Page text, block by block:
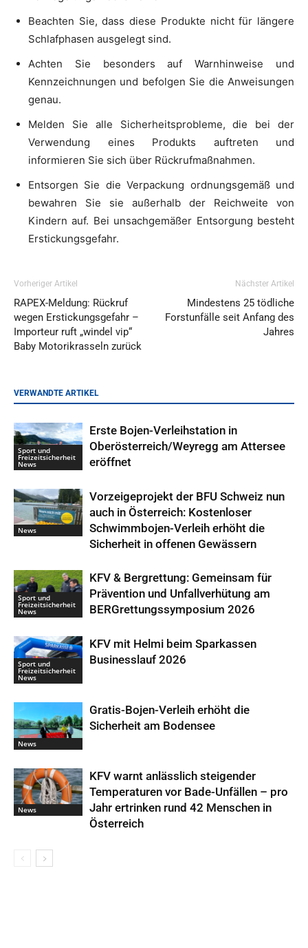
Beachten Sie, dass diese Produkte nicht für längere
Schlafphasen ausgelegt sind.
Achten Sie besonders auf Warnhinweise und
Kennzeichnungen und befolgen Sie die Anweisungen
genau.
Melden Sie alle Sicherheitsprobleme, die bei der
Verwendung eines Produkts auftreten und
informieren Sie sich über Rückrufmaßnahmen.
Entsorgen Sie die Verpackung ordnungsgemäß und
bewahren Sie sie außerhalb der Reichweite von
Kindern auf. Bei unsachgemäßer Entsorgung besteht
Erstickungsgefahr.
Vorheriger Artikel
RAPEX-Meldung: Rückruf
wegen Erstickungsgefahr –
Importeur ruft „windel vip“
Baby Motorikrasseln zurück
Nächster Artikel
Mindestens 25 tödliche
Forstunfälle seit Anfang des
Jahres
VERWANDTE ARTIKEL
Sport und
Freizeitsicherheit
News
Erste Bojen-Verleihstation in
Oberösterreich/Weyregg am Attersee
eröffnet
News
Vorzeigeprojekt der BFU Schweiz nun
auch in Österreich: Kostenloser
Schwimmbojen-Verleih erhöht die
Sicherheit in offenen Gewässern
Sport und
Freizeitsicherheit
News
KFV & Bergrettung: Gemeinsam für
Prävention und Unfallverhütung am
BERGrettungssymposium 2026
Sport und
Freizeitsicherheit
News
KFV mit Helmi beim Sparkassen
Businesslauf 2026
News
Gratis-Bojen-Verleih erhöht die
Sicherheit am Bodensee
News
KFV warnt anlässlich steigender
Temperaturen vor Bade-Unfällen – pro
Jahr ertrinken rund 42 Menschen in
Österreich